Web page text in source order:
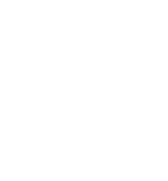
DE
contra el